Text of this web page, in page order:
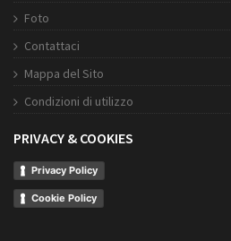
Foto
Contattaci
Mappa del Sito
Condizioni di utilizzo
PRIVACY & COOKIES
Privacy Policy
Cookie Policy